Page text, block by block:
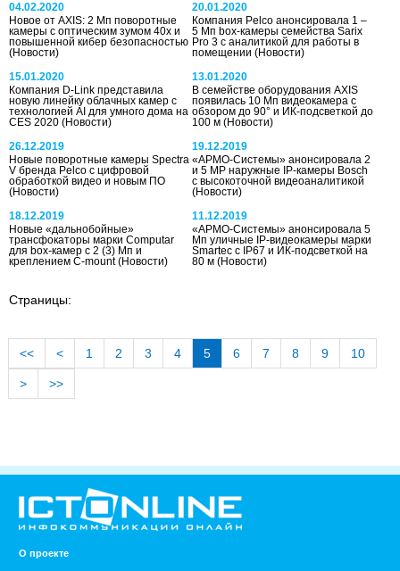
04.02.2020
Новое от AXIS: 2 Мп поворотные
камеры с оптическим зумом 40х и
повышенной кибер безопасностью
(Новости)
20.01.2020
Компания Pelco анонсировала 1 –
5 Мп box-камеры семейства Sarix
Pro 3 с аналитикой для работы в
помещении(Новости)
15.01.2020
Компания D-Link представила
новую линейку облачных камер c
технологией AI для умного дома на
CES 2020 (Новости)
13.01.2020
В семействе оборудования AXIS
появилась 10 Мп видеокамера с
обзором до 90° и ИК-подсветкой до
100 м(Новости)
26.12.2019
Новые поворотные камеры Spectra
V бренда Pelco с цифровой
обработкой видео и новым ПО
(Новости)
19.12.2019
«АРМО-Системы» анонсировала 2
и 5 МР наружные IP-камеры Bosch
с высокоточной видеоаналитикой
(Новости)
18.12.2019
Новые «дальнобойные»
трансфокаторы марки Computar
для box-камер с 2 (3) Мп и
креплением С-mount(Новости)
11.12.2019
«АРМО-Системы» анонсировала 5
Мп уличные IP-видеокамеры марки
Smartec c IP67 и ИК-подсветкой на
80 м(Новости)
Страницы:
<< < 1 2 3 4 5 6 7 8 9 10
> >>
О проекте